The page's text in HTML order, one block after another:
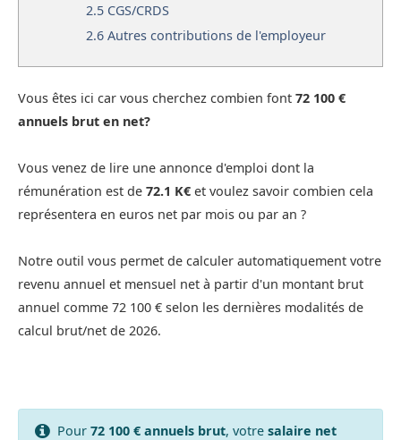
2.5 CGS/CRDS
2.6 Autres contributions de l'employeur
Vous êtes ici car vous cherchez combien font 72 100 €
annuels brut en net?
Vous venez de lire une annonce d'emploi dont la
rémunération est de 72.1 K€ et voulez savoir combien cela
représentera en euros net par mois ou par an ?
Notre outil vous permet de calculer automatiquement votre
revenu annuel et mensuel net à partir d'un montant brut
annuel comme 72 100 € selon les dernières modalités de
calcul brut/net de 2026.
Pour 72 100 € annuels brut, votre salaire net